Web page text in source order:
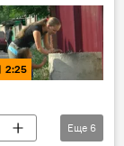
2:25
Еще 6